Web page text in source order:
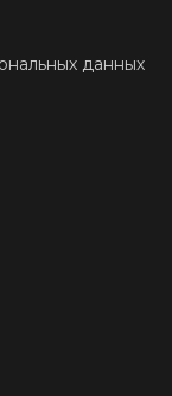
данных